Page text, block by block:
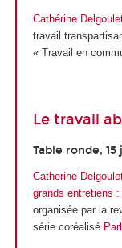
Cathérine
travail
« Travail en
Le travail
Table ronde,
Catherine
grands entretiens
organisée par la
série coréalisé